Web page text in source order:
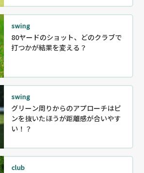
swing
80ヤードのショット、どのクラブで
打つかが結果を変える？
swing
グリーン周りからのアプローチはピ
ンを抜いたほうが距離感が合いやす
い！？
club